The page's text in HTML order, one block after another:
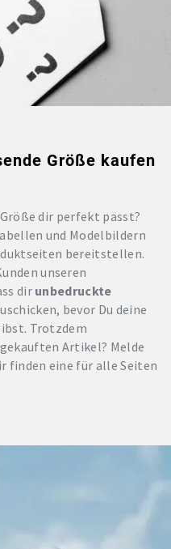
Größe kaufen
dir perfekt passt?
und Modelbildern
bereitstellen.
unseren
dir unbedruckte
bevor Du deine
Trotzdem
Artikel? Melde
finden eine für alle Seiten